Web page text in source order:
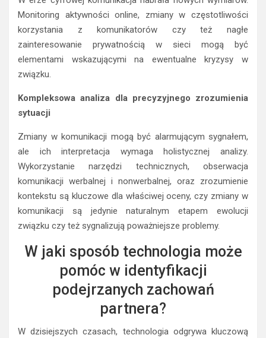
Monitoring aktywności online, zmiany w częstotliwości
korzystania z komunikatorów czy też nagłe
zainteresowanie prywatnością w sieci mogą być
elementami wskazującymi na ewentualne kryzysy w
związku.
Kompleksowa analiza dla precyzyjnego zrozumienia
sytuacji
Zmiany w komunikacji mogą być alarmującym sygnałem,
ale ich interpretacja wymaga holistycznej analizy.
Wykorzystanie narzędzi technicznych, obserwacja
komunikacji werbalnej i nonwerbalnej, oraz zrozumienie
kontekstu są kluczowe dla właściwej oceny, czy zmiany w
komunikacji są jedynie naturalnym etapem ewolucji
związku czy też sygnalizują poważniejsze problemy.
W jaki sposób technologia może
pomóc w identyfikacji
podejrzanych zachowań
partnera?
W dzisiejszych czasach, technologia odgrywa kluczową